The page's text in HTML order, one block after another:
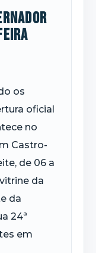
os
oficial
no
Castro-
de 06 a
da
da
24ª
em